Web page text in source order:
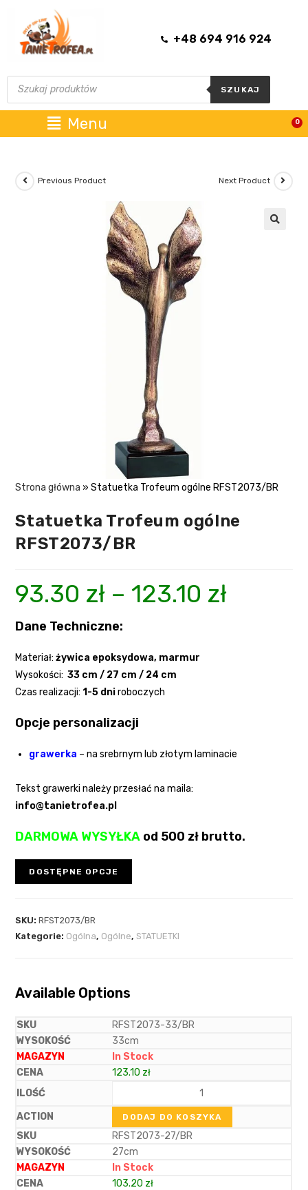
+48 694 916 924
SZUKAJ
Menu 0
Previous Product Next Product
Strona główna »Statuetka Trofeum ogólne RFST2073/BR
Statuetka Trofeum ogólne
RFST2073/BR
93.30 zł – 123.10 zł
Dane Techniczne:
Materiał:żywica epoksydowa, marmur
Wysokości:33 cm / 27 cm / 24 cm
Czas realizacji:1-5 dniroboczych
Opcje personalizacji
grawerka – na srebrnym lub złotym laminacie
Tekst grawerki należy przesłać na maila:
info@tanietrofea.pl
DARMOWA WYSYŁKA od 500 zł brutto.
DOSTĘPNE OPCJE
SKU:RFST2073/BR
Kategorie: Ogólna, Ogólne, STATUETKI
Available Options
RFST2073-33/BR
33cm
In Stock
123.10 zł
DODAJ DO KOSZYKA
RFST2073-27/BR
27cm
In Stock
103.20 zł